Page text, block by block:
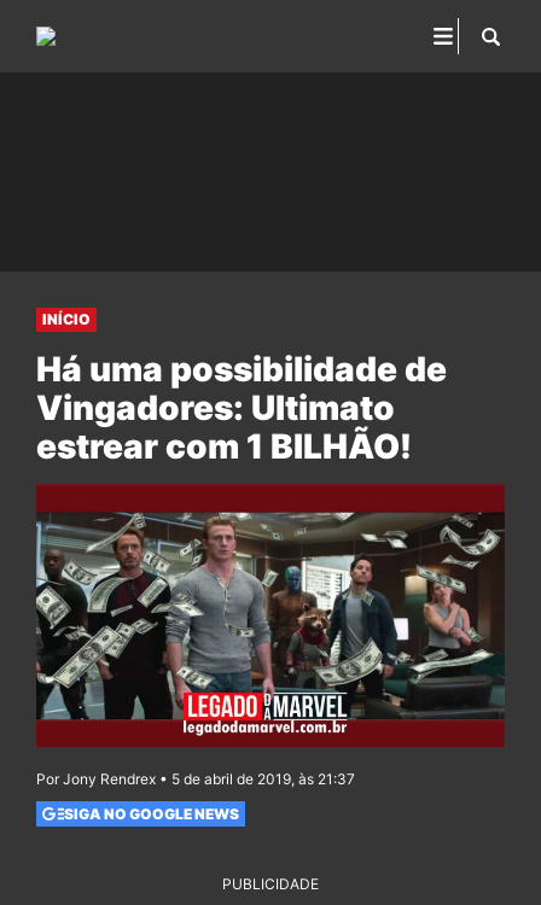
INÍCIO
Há uma possibilidade de
Vingadores: Ultimato
estrear com 1 BILHÃO!
Por Jony Rendrex • 5 de abril de 2019, às 21:37
SIGA NO GOOGLE NEWS
PUBLICIDADE